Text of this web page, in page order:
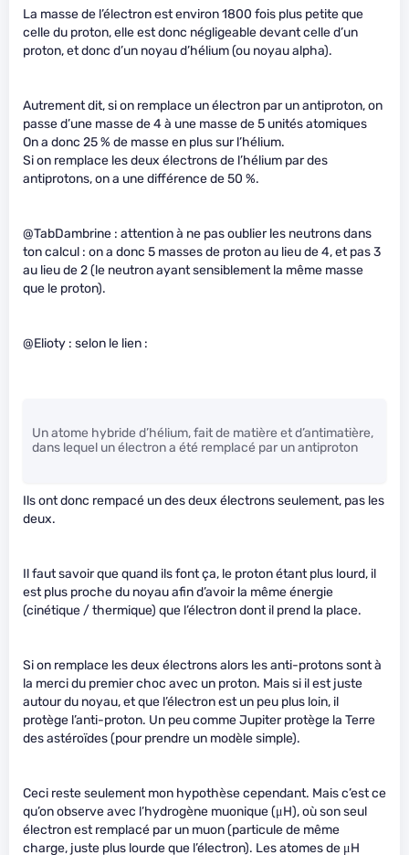
La masse de l’électron est environ 1800 fois plus petite que
celle du proton, elle est donc négligeable devant celle d’un
proton, et donc d’un noyau d’hélium (ou noyau alpha).
Autrement dit, si on remplace un électron par un antiproton, on
passe d’une masse de 4 à une masse de 5 unités atomiques
On a donc 25 % de masse en plus sur l’hélium.
Si on remplace les deux électrons de l’hélium par des
antiprotons, on a une différence de 50 %.
@TabDambrine : attention à ne pas oublier les neutrons dans
ton calcul : on a donc 5 masses de proton au lieu de 4, et pas 3
au lieu de 2 (le neutron ayant sensiblement la même masse
que le proton).
@Elioty : selon le lien :
Un atome hybride d’hélium, fait de matière et d’antimatière,
dans lequel un électron a été remplacé par un antiproton
Ils ont donc rempacé un des deux électrons seulement, pas les
deux.
Il faut savoir que quand ils font ça, le proton étant plus lourd, il
est plus proche du noyau afin d’avoir la même énergie
(cinétique / thermique) que l’électron dont il prend la place.
Si on remplace les deux électrons alors les anti-protons sont à
la merci du premier choc avec un proton. Mais si il est juste
autour du noyau, et que l’électron est un peu plus loin, il
protège l’anti-proton. Un peu comme Jupiter protège la Terre
des astéroïdes (pour prendre un modèle simple).
Ceci reste seulement mon hypothèse cependant. Mais c’est ce
qu’on observe avec l’hydrogène muonique (μH), où son seul
électron est remplacé par un muon (particule de même
charge, juste plus lourde que l’électron). Les atomes de μH